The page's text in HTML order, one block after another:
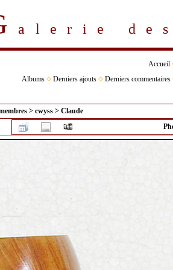
alerie
Accueil
Albums
Derniers ajouts Derniers commentaires
> cwyss > Claude